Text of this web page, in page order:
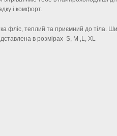
і комфорт.
фліс, теплий та приємний до тіла.
в розмірах S, М ,L, XL